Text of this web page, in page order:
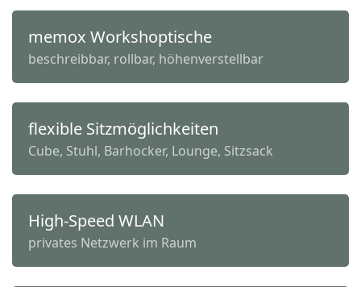
memox Workshoptische
beschreibbar, rollbar, höhenverstellbar
flexible Sitzmöglichkeiten
Cube, Stuhl, Barhocker, Lounge, Sitzsack
High-Speed WLAN
privates Netzwerk im Raum